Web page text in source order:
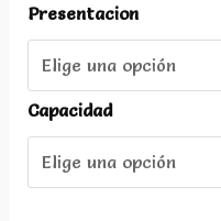
Presentacion
Capacidad